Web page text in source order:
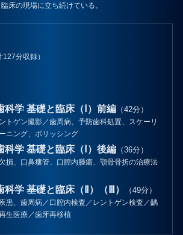
床の現場に立ち続けている。
分収録）
学 基礎と臨床（Ⅰ）前編（42分）
トゲン撮影／歯周病、予防歯科処置、スケーリ
ニング、ポリッシング
学 基礎と臨床（Ⅰ）後編（36分）
損、口鼻瘻管、口腔内腫瘍、顎骨骨折の治療法
学 基礎と臨床（Ⅱ）（Ⅲ） （49分）
患、歯周病／口腔内検査／レントゲン検査／齲
生医療／歯牙再移植